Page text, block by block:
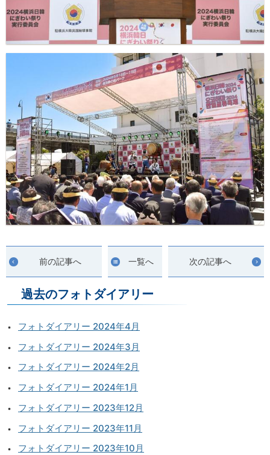
前の記事へ 一覧へ 次の記事へ
過去のフォトダイアリー
フォトダイアリー 2024年4月
フォトダイアリー 2024年3月
フォトダイアリー 2024年2月
フォトダイアリー 2024年1月
フォトダイアリー 2023年12月
フォトダイアリー 2023年11月
フォトダイアリー 2023年10月